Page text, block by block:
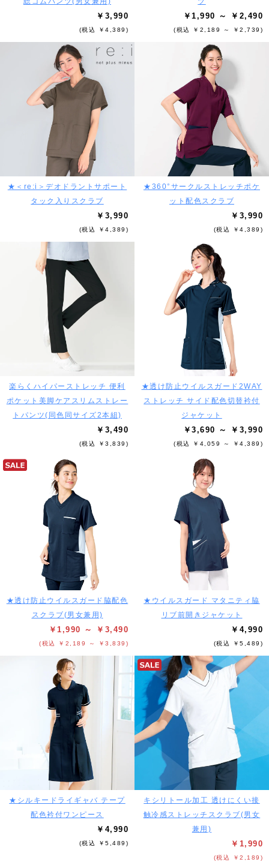
￥3,990
(税込 ￥4,389)
￥1,990 ～ ￥2,490
(税込 ￥2,189 ～ ￥2,739)
★＜re:i＞デオドラントサポート
タック入りスクラブ
￥3,990
(税込 ￥4,389)
★360°サークルストレッチポケ
ット配色スクラブ
￥3,990
(税込 ￥4,389)
楽らくハイパーストレッチ 便利
ポケット美脚ケアスリムストレー
トパンツ(同色同サイズ2本組)
￥3,490
(税込 ￥3,839)
★透け防止ウイルスガード2WAY
ストレッチ サイド配色切替衿付
ジャケット
￥3,690 ～ ￥3,990
(税込 ￥4,059 ～ ￥4,389)
★透け防止ウイルスガード脇配色
スクラブ(男女兼用)
￥1,990 ～ ￥3,490
(税込 ￥2,189 ～ ￥3,839)
★ウイルスガード マタニティ脇
リブ前開きジャケット
￥4,990
(税込 ￥5,489)
★シルキードライギャバ テープ
配色衿付ワンピース
￥4,990
(税込 ￥5,489)
キシリトール加工 透けにくい接
触冷感ストレッチスクラブ(男女
兼用)
￥1,990
(税込 ￥2,189)